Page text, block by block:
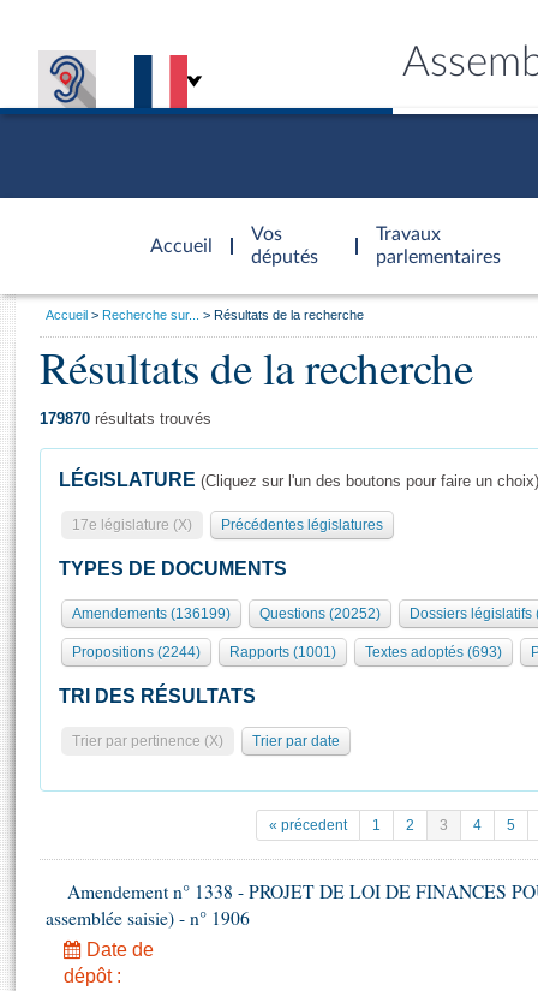
Accueil
d'accueil
Vos
députés
Travaux
parlementaires
Présidence
577 députés
Groupes politiques
Séance publique
Commissions et autres organes
Europe et International
Pétitions
Projets de loi
Propositions de loi
Amendements
Textes adoptés
Général
Rôle et pouvoirs de l'Assemblée
Organisation de l'Assemblée
Présidence Conférence des Présidents Bureau Collège des
Statistiques et chiffres clés
Documents de référence
( Constitution | Règlement de l'Assemblée ... )
Juniors
Visiter l'Assemblée
Visite virtuelle du palais Bourbon
Assister à une séance
Contacts et plan d'accès
Photos libres de droit
Vous
Accueil Recherche sur... Résultats de la recherche
Résultats de la recherche
179870 résultats trouvés
LÉGISLATURE (Cliquez sur l'un des boutons pour faire un choix)
17e législature (X) Précédentes législatures
TYPES DE DOCUMENTS
Amendements (136199) Questions (20252) Dossiers législatifs
Propositions (2244) Rapports (1001) Textes adoptés (693)
TRI DES RÉSULTATS
Trier par pertinence (X) Trier par date
« précedent 1 2 3 4 5
Amendement n° 1338 - PROJET DE LOI DE FINANCES
assemblée saisie) - n° 1906
Date de
dépôt :